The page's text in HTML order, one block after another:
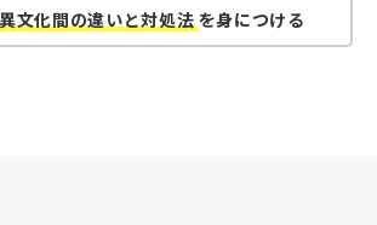
文化間の違いと対処法 を身につける